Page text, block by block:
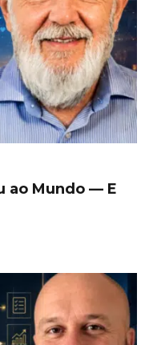
ao Mundo — E